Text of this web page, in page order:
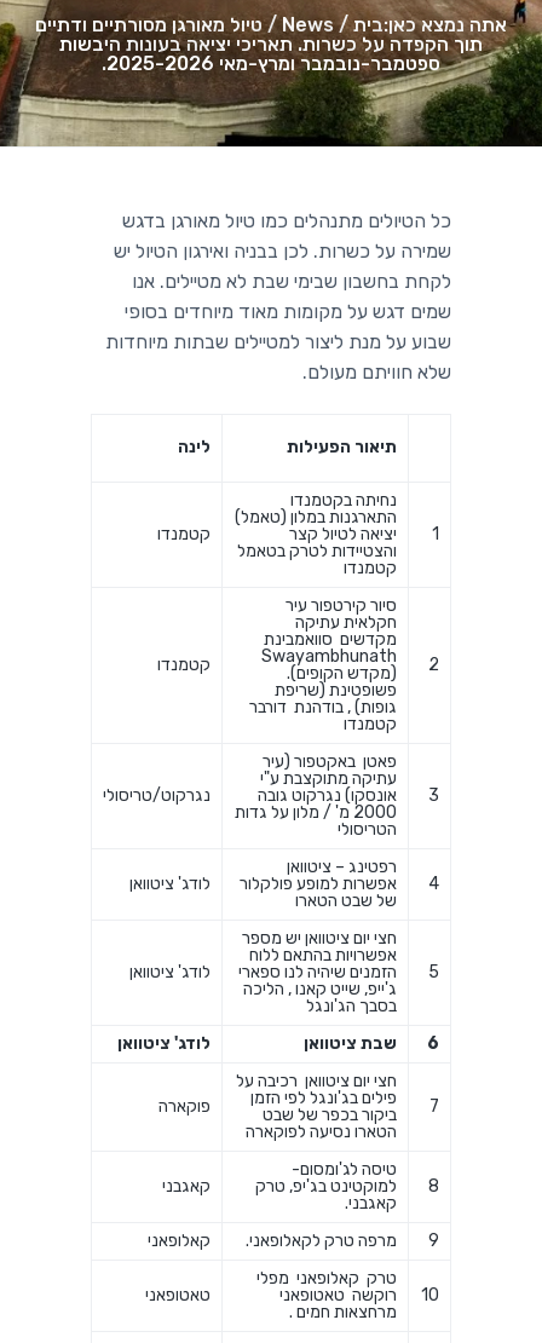
a
t
i
o
a
r
אתה נמצא כאן:בית /
News
/טיול מאורגן מסורתיים ודתיים
תוך הקפדה על כשרות. תאריכי יציאה בעונות היבשות
ספטמבר-נובמבר ומרץ-מאי 2025-2026.
כל הטיולים מתנהלים כמו טיול מאורגן בדגש
שמירה על כשרות. לכן בבניה ואירגון הטיול יש
לקחת בחשבון שבימי שבת לא מטיילים. אנו
שמים דגש על מקומות מאוד מיוחדים בסופי
שבוע על מנת ליצור למטיילים שבתות מיוחדות
שלא חוויתם מעולם.
תיאור הפעילות לינה
1
נחיתה בקטמנדו
התארגנות במלון (טאמל)
יציאה לטיול קצר
והצטיידות לטרק בטאמל
קטמנדו
קטמנדו
2
סיור קירטפור עיר
חקלאית עתיקה
מקדשים סוואמבינת
Swayambhunath
(מקדש הקופים).
פשופטינת (שריפת
גופות) , בודהנת דורבר
קטמנדו
קטמנדו
3
פאטן באקטפור (עיר
עתיקה מתוקצבת ע"י
אונסקו) נגרקוט גובה
2000 מ' / מלון על גדות
הטריסולי
נגרקוט/טריסולי
4
רפטינג – ציטוואן
אפשרות למופע פולקלור
של שבט הטארו
לודג' ציטוואן
5
חצי יום ציטוואן יש מספר
אפשרויות בהתאם ללוח
הזמנים שיהיה לנו ספארי
ג'ייפ, שייט קאנו , הליכה
בסבך הג'ונגל
לודג' ציטוואן
6 שבת ציטוואן לודג' ציטוואן
7
חצי יום ציטוואן רכיבה על
פילים בג'ונגל לפי הזמן
ביקור בכפר של שבט
הטארו נסיעה לפוקארה
פוקארה
8
טיסה לג'ומסום-
למוקטינט בג'יפ, טרק
קאגבני.
קאגבני
9 מרפה טרק לקאלופאני. קאלופאני
10
טרק קאלופאני מפלי
רוקשה טאטופאני
מרחצאות חמים .
טאטופאני